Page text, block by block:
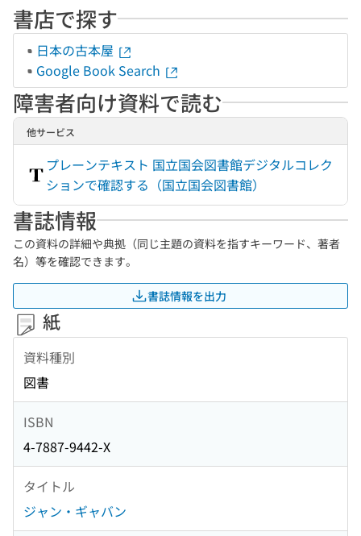
書店で探す
日本の古本屋
Google Book Search
障害者向け資料で読む
他サービス
プレーンテキスト 国立国会図書館デジタルコレク
ションで確認する（国立国会図書館）
書誌情報
この資料の詳細や典拠（同じ主題の資料を指すキーワード、著者
名）等を確認できます。
書誌情報を出力
紙
資料種別
図書
ISBN
4-7887-9442-X
タイトル
ジャン・ギャバン